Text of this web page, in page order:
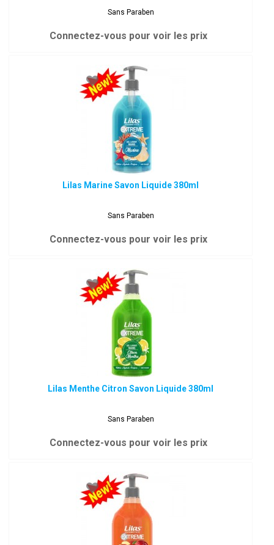
Sans Paraben
Connectez-vous pour voir les prix
Lilas Marine Savon Liquide 380ml
Sans Paraben
Connectez-vous pour voir les prix
Lilas Menthe Citron Savon Liquide 380ml
Sans Paraben
Connectez-vous pour voir les prix